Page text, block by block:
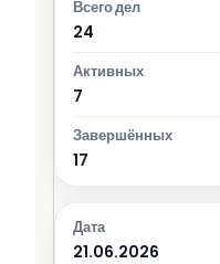
24
7
17
21.06.2026